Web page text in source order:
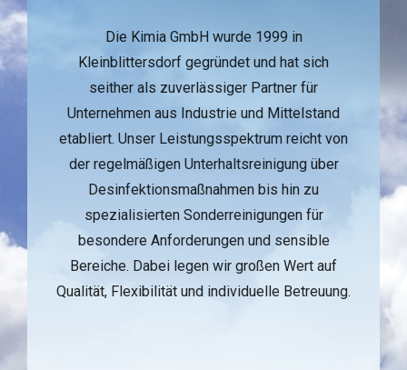
Die Kimia GmbH wurde 1999 in
Kleinblittersdorf gegründet und hat sich
seither als zuverlässiger Partner für
Unternehmen aus Industrie und Mittelstand
etabliert. Unser Leistungsspektrum reicht von
der regelmäßigen Unterhaltsreinigung über
Desinfektionsmaßnahmen bis hin zu
spezialisierten Sonderreinigungen für
besondere Anforderungen und sensible
Bereiche. Dabei legen wir großen Wert auf
Qualität, Flexibilität und individuelle Betreuung.